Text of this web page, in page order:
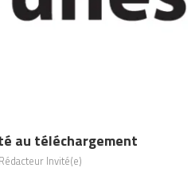
au téléchargement
Invité(e)